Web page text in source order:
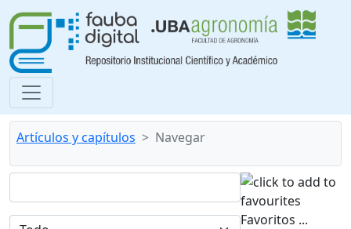
Artículos y capítulos Navegar
Favoritos ...